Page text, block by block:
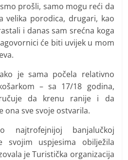
prošli, samo mogu reći da
velika porodica, drugari, kao
i danas sam srećna koga
će biti uvijek u mom
je sama počela relativno
– sa 17/18 godina,
da krenu ranije i da
ona sve svoje ostvarila.
najtrofejnijoj banjalučkoj
svojim uspjesima obilježila
je Turistička organizacija